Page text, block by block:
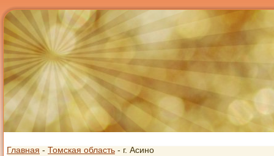
Главная - Томская область - г. Асино